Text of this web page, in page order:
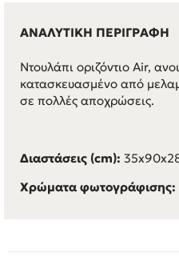
ΑΝΑΛΥΤΙΚΗ ΠΕΡΙΓΡΑΦΗ
Ντουλάπι οριζόντιο Air,
κατασκευασμένο από
σε πολλές αποχρώσεις.
Διαστάσεις (cm):
Χρώματα φωτογράφισης: